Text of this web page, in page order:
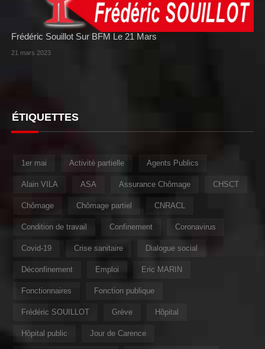
Frédéric Souillot Sur BFM Le 21 Mars
21 mars 2023
ÉTIQUETTES
1er mai Activité partielle Agents Publics
Alain VILA ASA Assurance Chômage CHSCT
Chômage Chômage partiel CNRACL
Condition de travail Confinement Coronavirus
Covid-19 Crise sanitaire Dialogue social
Déconfinement Emploi Eric MARIN
Fonctionnaires Fonction publique
Frédéric SOUILLOT Grève Hôpital
Hôpital public Jour de Carence